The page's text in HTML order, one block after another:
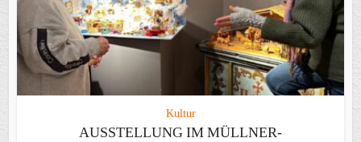
Kultur
AUSSTELLUNG IM MÜLLNER-